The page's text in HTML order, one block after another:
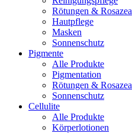
Rötungen & Rosazea
Hautpflege
Masken
Sonnenschutz
Pigmente
Alle Produkte
Pigmentation
Rötungen & Rosazea
Sonnenschutz
Cellulite
Alle Produkte
Körperlotionen